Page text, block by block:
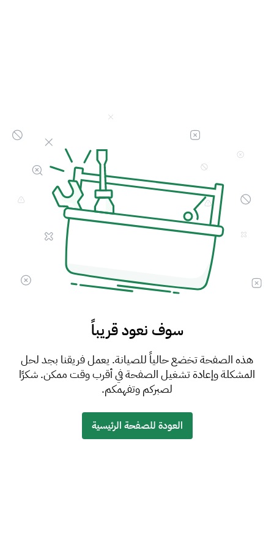
سوف نعود قريباً
هذه الصفحة تخضع حالياً للصيانة. يعمل فريقنا بجد لحل
المشكلة وإعادة تشغيل الصفحة في أقرب وقت ممكن. شكرًا
لصبركم وتفهمكم.
العودة للصفحة الرئيسية